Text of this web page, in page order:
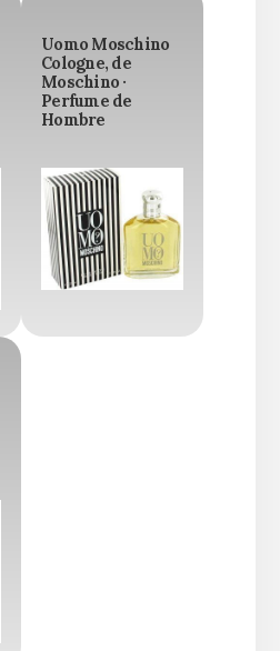
Uomo Moschino
Cologne, de
Moschino ·
Perfume de
Hombre